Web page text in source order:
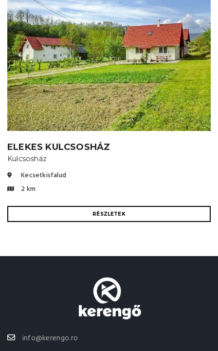
ELEKES KULCSOSHÁZ
Kulcsosház
Kecsetkisfalud
2 km
RÉSZLETEK
info@kerengo.ro